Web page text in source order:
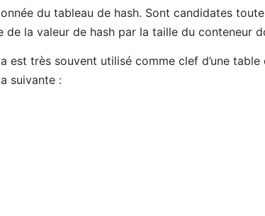
du tableau de hash. Sont candidates
la valeur de hash par la taille du conteneur
est très souvent utilisé comme clef d’une
suivante :